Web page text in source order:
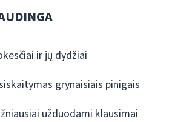
ir jų dydžiai
grynaisiais pinigais
užduodami klausimai